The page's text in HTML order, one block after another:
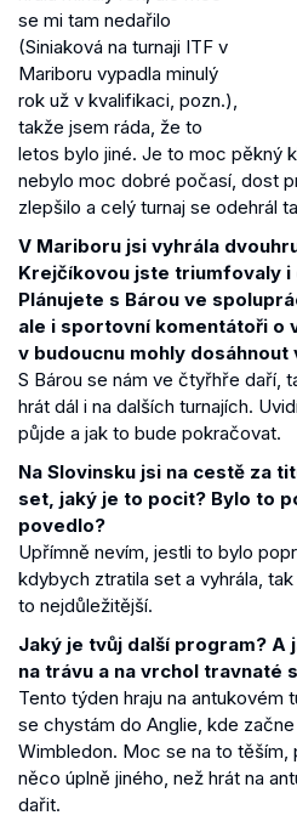
se mi tam nedařilo
(Siniaková na turnaji ITF v
Mariboru vypadla minulý
rok už v kvalifikaci, pozn.),
takže jsem ráda, že to
letos bylo jiné. Je to moc pěkný
nebylo moc dobré počasí, dost
zlepšilo a celý turnaj se odehrál
V Mariboru jsi vyhrála
Krejčíkovou jste triumfovaly i
Plánujete s Bárou ve
ale i sportovní komentátoři o
v budoucnu mohly dosáhnout
S Bárou se nám ve čtyřhře daří,
hrát dál i na dalších turnajích.
půjde a jak to bude pokračovat.
Na Slovinsku jsi na cestě za
set, jaký je to pocit? Bylo to
povedlo?
Upřímně nevím, jestli to bylo
kdybych ztratila set a vyhrála,
to nejdůležitější.
Jaký je tvůj další program? A
na trávu a na vrchol travnaté
Tento týden hraju na antukovém
se chystám do Anglie, kde
Wimbledon. Moc se na to těším,
něco úplně jiného, než hrát na
dařit.